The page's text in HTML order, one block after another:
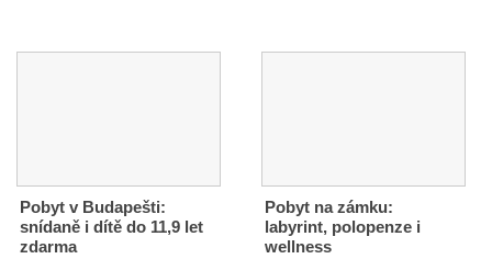
Pobyt v Budapešti:
snídaně i dítě do 11,9 let
zdarma
Pobyt na zámku:
labyrint, polopenze i
wellness